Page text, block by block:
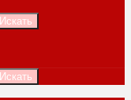
Искать
Искать